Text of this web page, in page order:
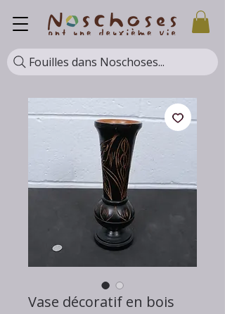
Fouilles dans Noschoses...
Vase décoratif en bois